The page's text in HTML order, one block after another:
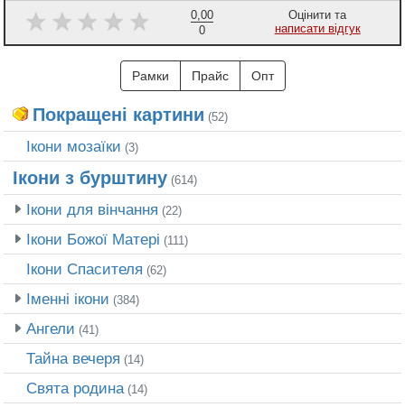
0,00
0
Оцінити та
написати відгук
Рамки Прайс Опт
Покращені картини (52)
Ікони мозаїки (3)
Ікони з бурштину (614)
Ікони для вінчання (22)
Ікони Божої Матері (111)
Ікони Спасителя (62)
Іменні ікони (384)
Ангели (41)
Тайна вечеря (14)
Свята родина (14)